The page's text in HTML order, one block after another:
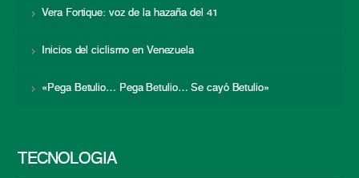
Vera Fortique: voz de la hazaña del 41
Inicios del ciclismo en Venezuela
«Pega Betulio… Pega Betulio… Se cayó Betulio»
TECNOLOGÍA